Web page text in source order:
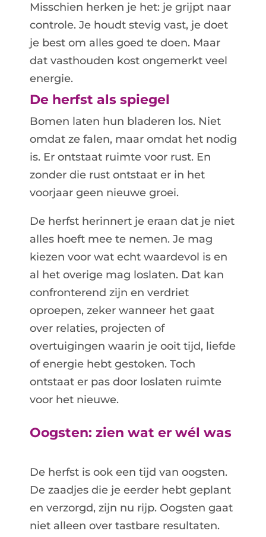
Misschien herken je het: je grijpt naar
controle. Je houdt stevig vast, je doet
je best om alles goed te doen. Maar
dat vasthouden kost ongemerkt veel
energie.
De herfst als spiegel
Bomen laten hun bladeren los. Niet
omdat ze falen, maar omdat het nodig
is. Er ontstaat ruimte voor rust. En
zonder die rust ontstaat er in het
voorjaar geen nieuwe groei.
De herfst herinnert je eraan dat je niet
alles hoeft mee te nemen. Je mag
kiezen voor wat echt waardevol is en
al het overige mag loslaten. Dat kan
confronterend zijn en verdriet
oproepen, zeker wanneer het gaat
over relaties, projecten of
overtuigingen waarin je ooit tijd, liefde
of energie hebt gestoken. Toch
ontstaat er pas door loslaten ruimte
voor het nieuwe.
Oogsten: zien wat er wél was
De herfst is ook een tijd van oogsten.
De zaadjes die je eerder hebt geplant
en verzorgd, zijn nu rijp. Oogsten gaat
niet alleen over tastbare resultaten.